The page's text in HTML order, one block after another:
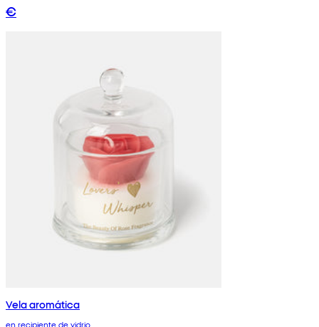
€
Vela aromática
en recipiente de vidrio